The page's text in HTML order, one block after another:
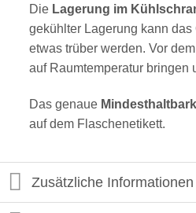
Die Lagerung im
gekühlter Lagerung kann das
etwas trüber werden. Vor
auf Raumtemperatur bringen
Das genaue
auf dem Flaschenetikett.
Zusätzliche Informationen